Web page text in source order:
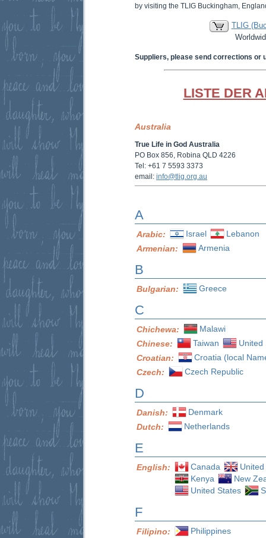
by visiting the TLIG Buckingham,
TLIG
Suppliers, please send corrections or
LISTE DER
Australia
True Life in God Australia
PO Box 856, Robina QLD 4226
Tel: +61 7 5593 3373
email: info@tlig.org.au
A
Arabic: Israel
Lebanon
Armenian:
Armenia
B
Bulgarian: Greece
C
Chichewa:
Malawi
Chinese:
Taiwan
United
Croatian:
Croatia (local
Czech:
Czech Republic
D
Danish:
Denmark
Dutch:
Netherlands
E
English: Canada
Kenya
New
United States
F
Filipino:
Philippines